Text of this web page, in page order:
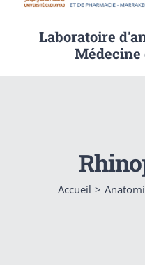
Laboratoire
Accueil